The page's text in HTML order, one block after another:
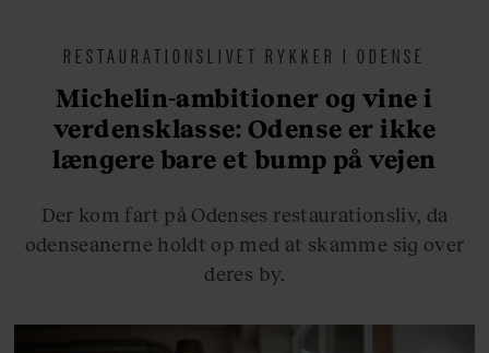
RESTAURATIONSLIVET RYKKER I ODENSE
Michelin-ambitioner og vine i
verdensklasse: Odense er ikke
længere bare et bump på vejen
Der kom fart på Odenses restaurationsliv, da
odenseanerne holdt op med at skamme sig over
deres by.